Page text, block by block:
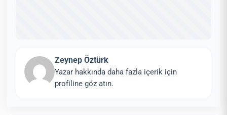
Zeynep Öztürk
Yazar hakkında daha fazla içerik için
profiline göz atın.